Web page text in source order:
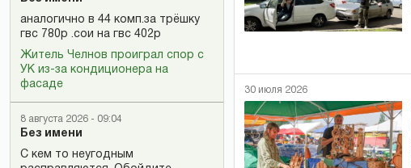
аналогично в 44 комп.за трёшку
гвс 780р .сои на гвс 402р
Житель Челнов проиграл спор с
УК из-за кондиционера на
фасаде
8 августа 2026 - 09:04
Без имени
С кем то неугодным
30 июля 2026